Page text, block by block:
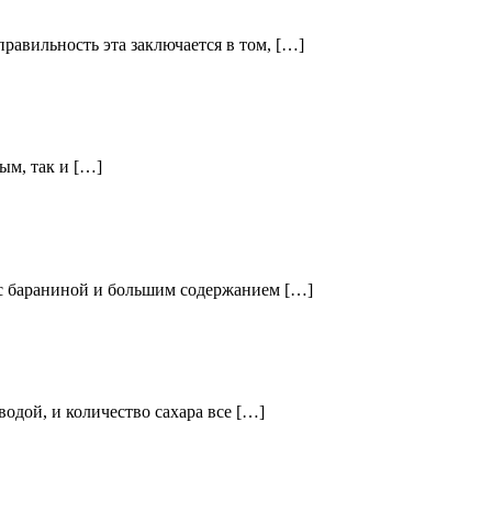
эта заключается в том, […]
так и […]
с бараниной и большим содержанием […]
и количество сахара все […]